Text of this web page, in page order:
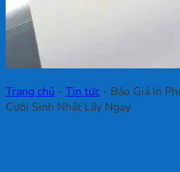
Quay trở lại cửa hàng
Trang chủ - Tin tức - Báo Giá In
Cưới Sinh Nhật Lấy Ngay